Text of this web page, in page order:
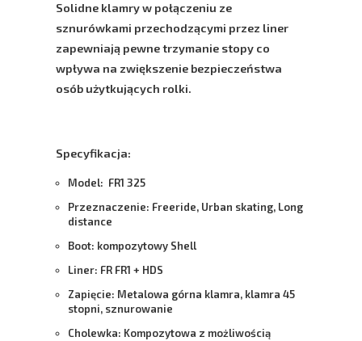
Solidne klamry w połączeniu ze
sznurówkami przechodzącymi przez liner
zapewniają pewne trzymanie stopy co
wpływa na zwiększenie bezpieczeństwa
osób użytkujących rolki.
Specyfikacja:
Model: FR1 325
Przeznaczenie: Freeride, Urban skating, Long
distance
Boot: kompozytowy Shell
Liner: FR FR1 + HDS
Zapięcie: Metalowa górna klamra, klamra 45
stopni, sznurowanie
Cholewka: Kompozytowa z możliwością